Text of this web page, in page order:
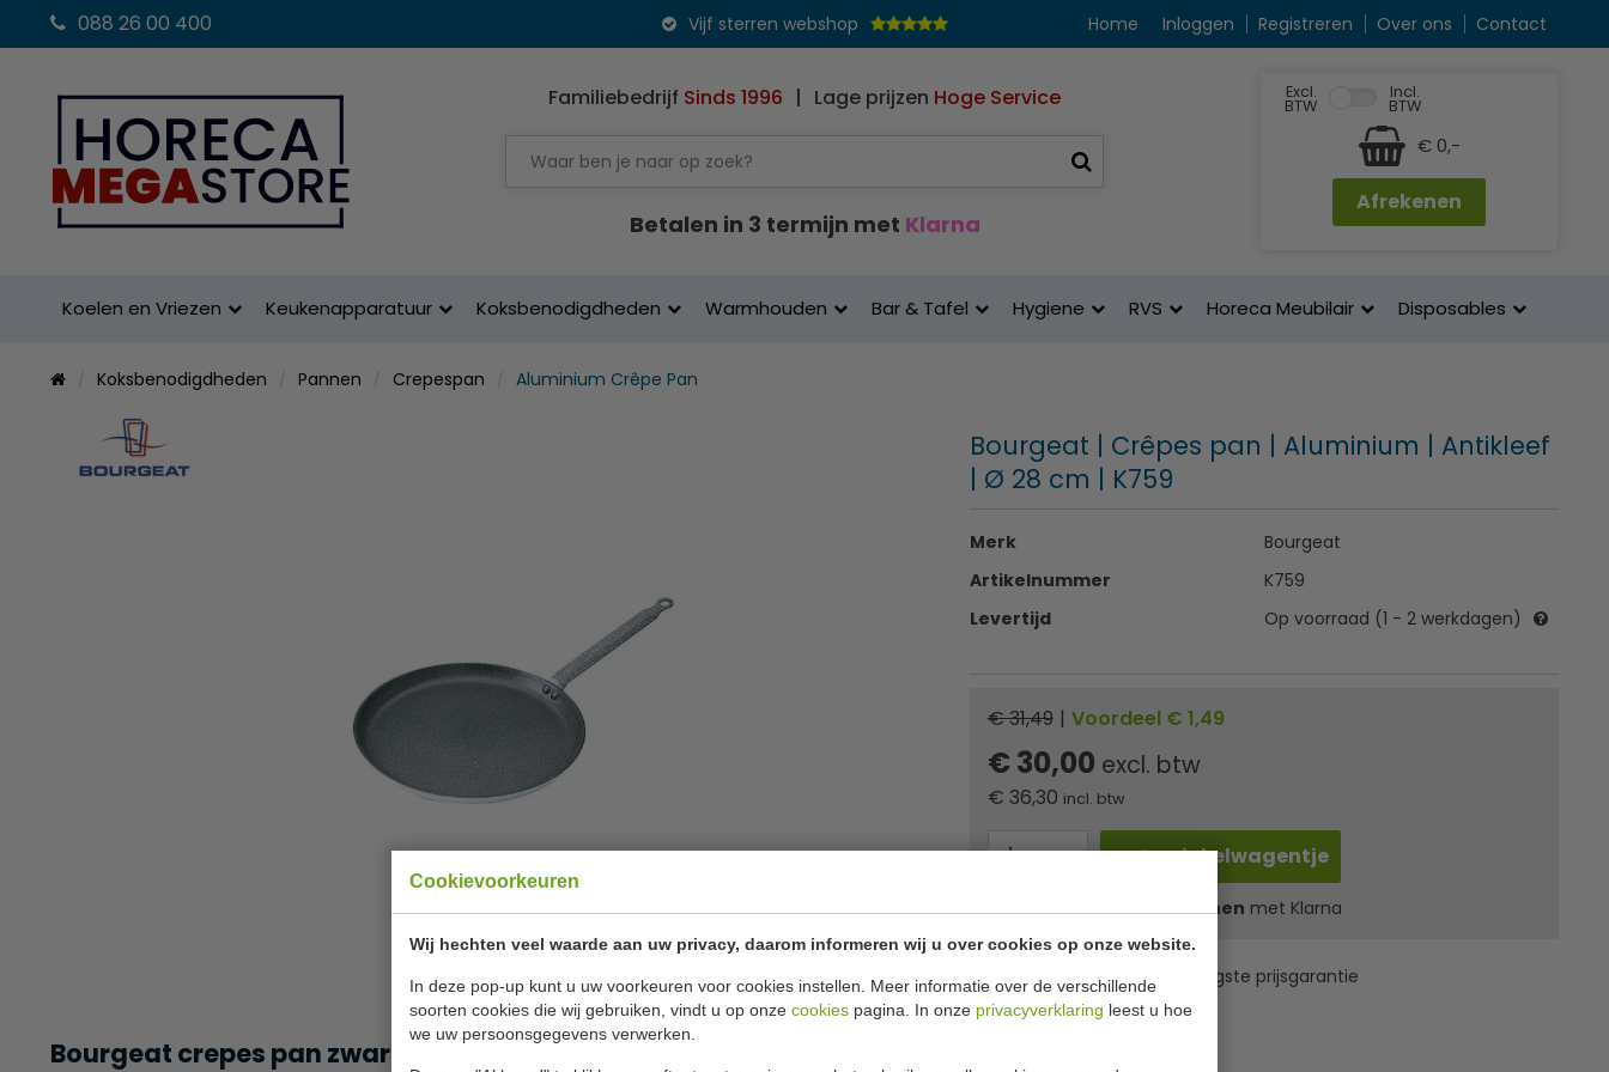
Cookievoorkeuren
Wij hechten veel waarde aan uw privacy, daarom informeren wij u over cookies op onze website.
In deze pop-up kunt u uw voorkeuren voor cookies instellen. Meer informatie over de verschillende
soorten cookies die wij gebruiken, vindt u op onze cookies pagina. In onze privacyverklaring leest u hoe
we uw persoonsgegevens verwerken.
088 26 00 400 Vijf sterren webshop Home Inloggen Registreren Over ons Contact
Familiebedrijf Sinds 1996 | Lage prijzen Hoge Service
Betalen in 3 termijn met Klarna
Excl.
BTW
Incl.
BTW
€ 0,-
Afrekenen
Koelen en Vriezen Keukenapparatuur Koksbenodigdheden Warmhouden Bar & Tafel Hygiene RVS Horeca Meubilair Disposables
Koksbenodigdheden Pannen Crepespan Aluminium Crêpe Pan
Bourgeat | Crêpes pan | Aluminium | Antikleef
| Ø 28 cm | K759
Merk
Bourgeat
Artikelnummer
K759
Levertijd
Op voorraad (1 - 2 werkdagen)
€ 31,49 | Voordeel € 1,49
€ 30,00 excl. btw
€ 36,30 incl. btw
In winkelwagentje
Ofbetaal12,10in 3 termijnen met Klarna
âœ“ 24 uur levering âœ“ Laagste prijsgarantie
Bourgeat crepes pan zware aluminium uitvoering 28 cm